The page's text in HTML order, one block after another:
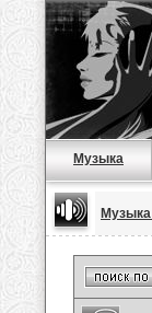
Музыка